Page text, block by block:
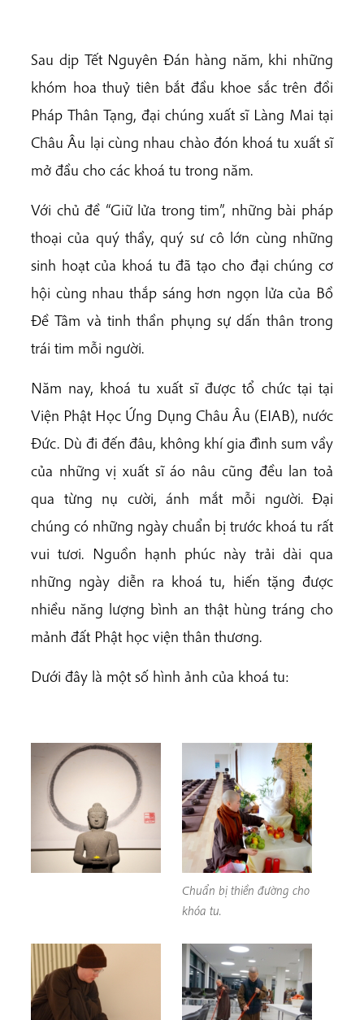
Sau dịp Tết Nguyên Đán hàng năm, khi những
khóm hoa thuỷ tiên bắt đầu khoe sắc trên đồi
Pháp Thân Tạng, đại chúng xuất sĩ Làng Mai tại
Châu Âu lại cùng nhau chào đón khoá tu xuất sĩ
mở đầu cho các khoá tu trong năm.
Với chủ đề “Giữ lửa trong tim”, những bài pháp
thoại của quý thầy, quý sư cô lớn cùng những
sinh hoạt của khoá tu đã tạo cho đại chúng cơ
hội cùng nhau thắp sáng hơn ngọn lửa của Bồ
Đề Tâm và tinh thần phụng sự dấn thân trong
trái tim mỗi người.
Năm nay, khoá tu xuất sĩ được tổ chức tại tại
Viện Phật Học Ứng Dụng Châu Âu (EIAB), nước
Đức. Dù đi đến đâu, không khí gia đình sum vầy
của những vị xuất sĩ áo nâu cũng đều lan toả
qua từng nụ cười, ánh mắt mỗi người. Đại
chúng có những ngày chuẩn bị trước khoá tu rất
vui tươi. Nguồn hạnh phúc này trải dài qua
những ngày diễn ra khoá tu, hiến tặng được
nhiều năng lượng bình an thật hùng tráng cho
mảnh đất Phật học viện thân thương.
Dưới đây là một số hình ảnh của khoá tu:
Chuẩn bị thiền đường cho
khóa tu.